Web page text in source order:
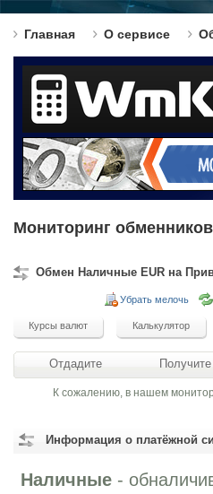
Главная О сервисе
Мониторинг обменников
Обмен Наличные EUR на
Убрать мелочь
Отдадите Получите
К сожалению, в нашем
Информация о платёжной
Наличные -